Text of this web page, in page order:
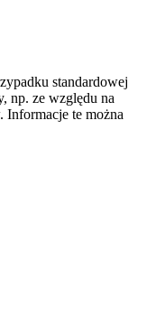
standardowej
np. ze względu na
Informacje te można